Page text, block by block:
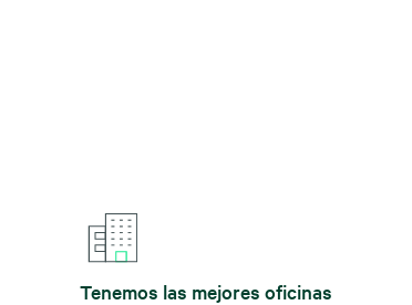
Tenemos las mejores oficinas